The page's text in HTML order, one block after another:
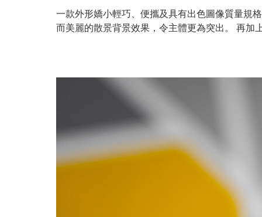
一款外形嬌小輕巧、便攜及具有出色圖像質量規
而美麗的散景背景效果，令主體更為突出。 再加